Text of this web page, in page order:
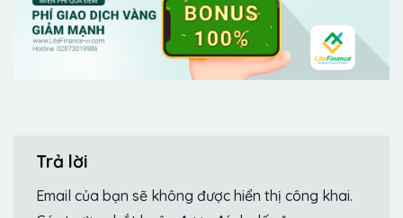
Trả lời
Email của bạn sẽ không được hiển thị công khai.